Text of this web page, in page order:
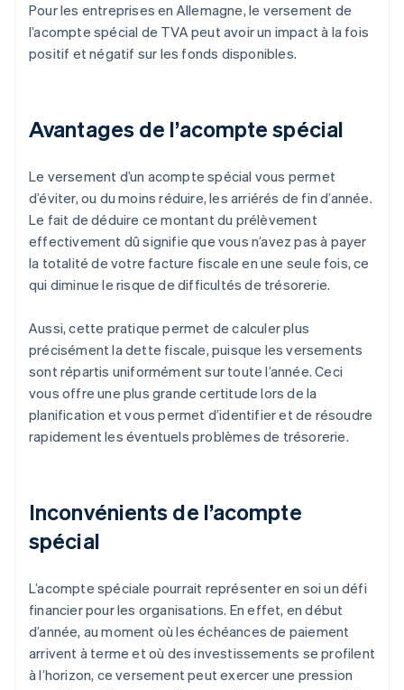
Pour les entreprises en Allemagne, le versement de
l’acompte spécial de TVA peut avoir un impact à la fois
positif et négatif sur les fonds disponibles.
Avantages de l’acompte spécial
Le versement d’un acompte spécial vous permet
d’éviter, ou du moins réduire, les arriérés de fin d’année.
Le fait de déduire ce montant du prélèvement
effectivement dû signifie que vous n’avez pas à payer
la totalité de votre facture fiscale en une seule fois, ce
qui diminue le risque de difficultés de trésorerie.
Aussi, cette pratique permet de calculer plus
précisément la dette fiscale, puisque les versements
sont répartis uniformément sur toute l’année. Ceci
vous offre une plus grande certitude lors de la
planification et vous permet d’identifier et de résoudre
rapidement les éventuels problèmes de trésorerie.
Inconvénients de l’acompte
spécial
L’acompte spéciale pourrait représenter en soi un défi
financier pour les organisations. En effet, en début
d’année, au moment où les échéances de paiement
arrivent à terme et où des investissements se profilent
à l’horizon, ce versement peut exercer une pression